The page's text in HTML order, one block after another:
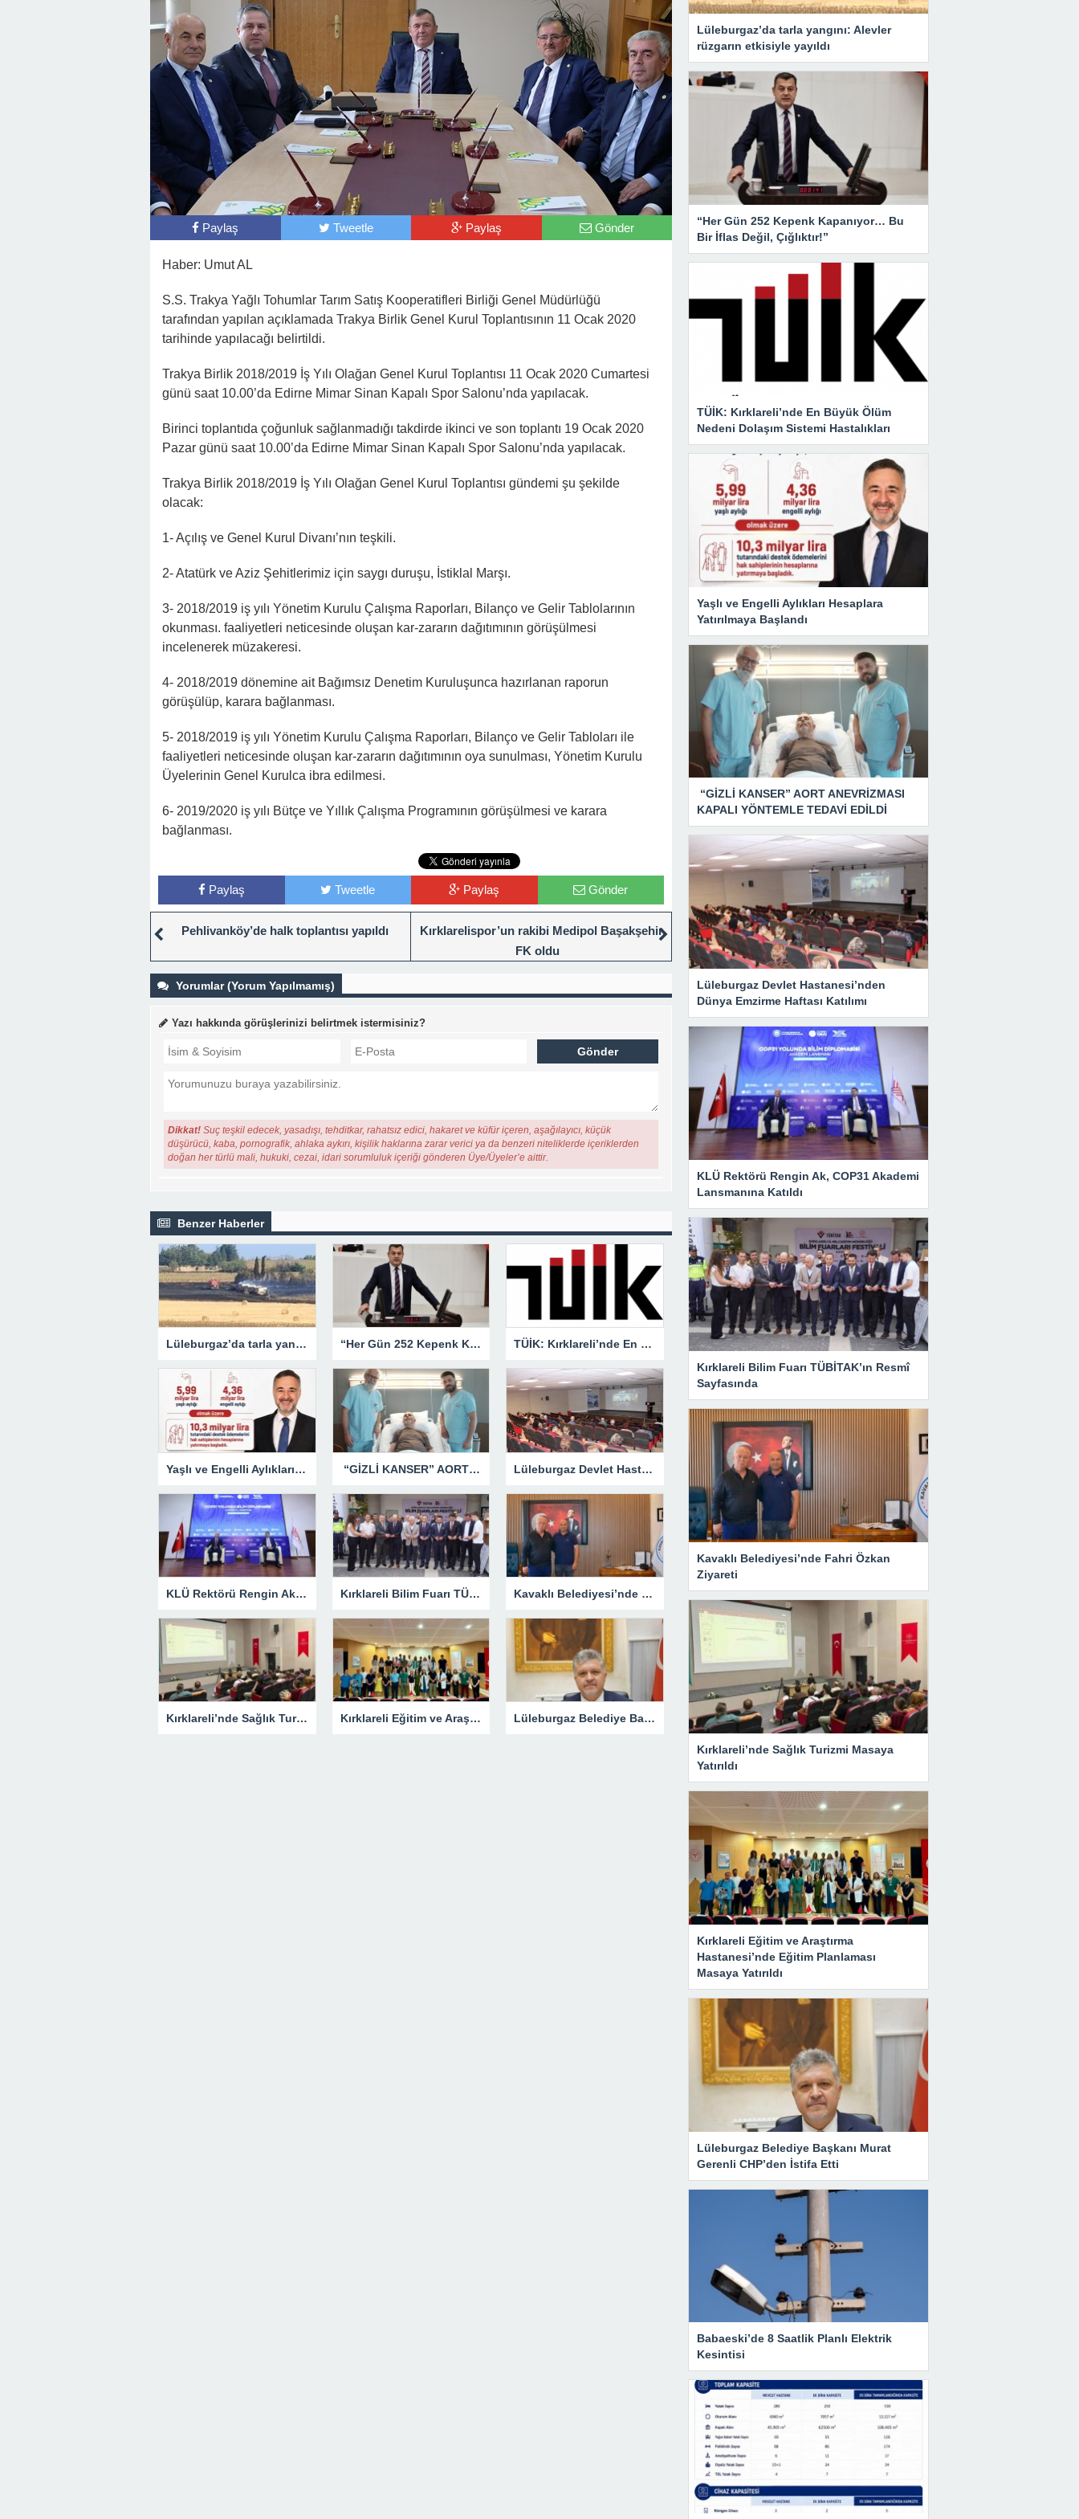
Paylaş Tweetle Paylaş Gönder
Haber: Umut AL
S.S. Trakya Yağlı Tohumlar Tarım Satış Kooperatifleri Birliği Genel Müdürlüğü
tarafından yapılan açıklamada Trakya Birlik Genel Kurul Toplantısının 11 Ocak 2020
tarihinde yapılacağı belirtildi.
Trakya Birlik 2018/2019 İş Yılı Olağan Genel Kurul Toplantısı 11 Ocak 2020 Cumartesi
günü saat 10.00’da Edirne Mimar Sinan Kapalı Spor Salonu’nda yapılacak.
Birinci toplantıda çoğunluk sağlanmadığı takdirde ikinci ve son toplantı 19 Ocak 2020
Pazar günü saat 10.00’da Edirne Mimar Sinan Kapalı Spor Salonu’nda yapılacak.
Trakya Birlik 2018/2019 İş Yılı Olağan Genel Kurul Toplantısı gündemi şu şekilde
olacak:
1- Açılış ve Genel Kurul Divanı’nın teşkili.
2- Atatürk ve Aziz Şehitlerimiz için saygı duruşu, İstiklal Marşı.
3- 2018/2019 iş yılı Yönetim Kurulu Çalışma Raporları, Bilanço ve Gelir Tablolarının
okunması. faaliyetleri neticesinde oluşan kar-zararın dağıtımının görüşülmesi
incelenerek müzakeresi.
4- 2018/2019 dönemine ait Bağımsız Denetim Kuruluşunca hazırlanan raporun
görüşülüp, karara bağlanması.
5- 2018/2019 iş yılı Yönetim Kurulu Çalışma Raporları, Bilanço ve Gelir Tabloları ile
faaliyetleri neticesinde oluşan kar-zararın dağıtımının oya sunulması, Yönetim Kurulu
Üyelerinin Genel Kurulca ibra edilmesi.
6- 2019/2020 iş yılı Bütçe ve Yıllık Çalışma Programının görüşülmesi ve karara
bağlanması.
Paylaş Tweetle Paylaş Gönder
Pehlivanköy’de halk toplantısı yapıldı
Kırklarelispor’un rakibi Medipol Başakşehir
FK oldu
Yorumlar (Yorum Yapılmamış)
Yazı hakkında görüşlerinizi belirtmek istermisiniz?
Dikkat! Suç teşkil edecek, yasadışı, tehditkar, rahatsız edici, hakaret ve küfür içeren, aşağılayıcı, küçük
düşürücü, kaba, pornografik, ahlaka aykırı, kişilik haklarına zarar verici ya da benzeri niteliklerde içeriklerden
doğan her türlü mali, hukuki, cezai, idari sorumluluk içeriği gönderen Üye/Üyeler’e aittir.
Benzer Haberler
Lüleburgaz’da tarla yangını: Alevler rüzgarın etkisiyle yayıldı “Her Gün 252 Kepenk Kapanıyor… Bu Bir İflas Değil, Çığlıktır!” TÜİK: Kırklareli’nde En Büyük Ölüm Nedeni Dolaşım Sistemi Hastalıkları
Yaşlı ve Engelli Aylıkları Hesaplara Yatırılmaya Başlandı “GİZLİ KANSER” AORT ANEVRİZMASI KAPALI YÖNTEMLE TEDAVİ EDİLDİ Lüleburgaz Devlet Hastanesi’nden Dünya Emzirme Haftası Katılımı
KLÜ Rektörü Rengin Ak, COP31 Akademi Lansmanına Katıldı Kırklareli Bilim Fuarı TÜBİTAK’ın Resmî Sayfasında Kavaklı Belediyesi’nde Fahri Özkan Ziyareti
Kırklareli’nde Sağlık Turizmi Masaya Yatırıldı Kırklareli Eğitim ve Araştırma Hastanesi’nde Eğitim Planlaması Masaya Yatırıldı Lüleburgaz Belediye Başkanı Murat Gerenli CHP’den İstifa Etti
Lüleburgaz’da tarla yangını: Alevler
rüzgarın etkisiyle yayıldı
“Her Gün 252 Kepenk Kapanıyor… Bu
Bir İflas Değil, Çığlıktır!”
TÜİK: Kırklareli’nde En Büyük Ölüm
Nedeni Dolaşım Sistemi Hastalıkları
Yaşlı ve Engelli Aylıkları Hesaplara
Yatırılmaya Başlandı
“GİZLİ KANSER” AORT ANEVRİZMASI
KAPALI YÖNTEMLE TEDAVİ EDİLDİ
Lüleburgaz Devlet Hastanesi’nden
Dünya Emzirme Haftası Katılımı
KLÜ Rektörü Rengin Ak, COP31 Akademi
Lansmanına Katıldı
Kırklareli Bilim Fuarı TÜBİTAK’ın Resmî
Sayfasında
Kavaklı Belediyesi’nde Fahri Özkan
Ziyareti
Kırklareli’nde Sağlık Turizmi Masaya
Yatırıldı
Kırklareli Eğitim ve Araştırma
Hastanesi’nde Eğitim Planlaması
Masaya Yatırıldı
Lüleburgaz Belediye Başkanı Murat
Gerenli CHP’den İstifa Etti
Babaeski’de 8 Saatlik Planlı Elektrik
Kesintisi